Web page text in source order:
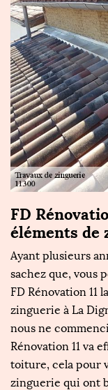
FD
éléments de
Ayant plusieurs
sachez que, vous
FD Rénovation 11
zinguerie à La
nous ne
Rénovation 11 va
toiture, cela pour
zinguerie qui ont